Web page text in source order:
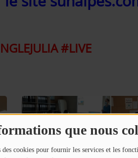
que nous
cookies pour fournir les services et les
#LIVE
!
SUNALPES SUR VOS